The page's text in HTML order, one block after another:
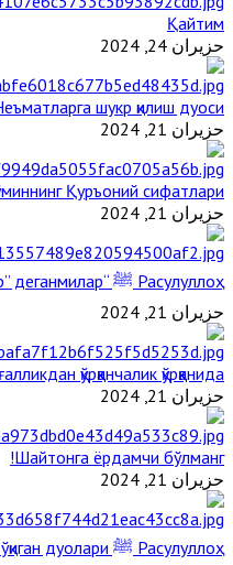
Қайтим
حزيران 24, 2024
шукр қилиш дуоси
حزيران 21, 2024
Қуръоний сифатлари
حزيران 21, 2024
Расулуллоҳ ﷺ “Қабримни қайта-қайта зиёрат қилманглар” деганмилар?
حزيران 21, 2024
қўрққанчалик қўрққанида
حزيران 21, 2024
Шайтонга ёрдамчи бўлманг!
حزيران 21, 2024
Расулуллоҳ ﷺ уйқудан турганларида ўқиган дуолари